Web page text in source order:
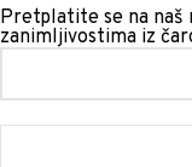
Pretplatite se na
zanimljivostima iz